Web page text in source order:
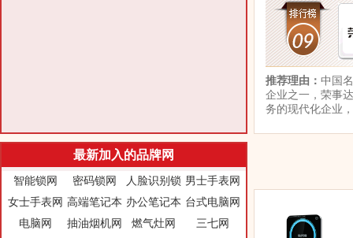
推荐理由： 中国
企业之一，荣事
务的现代化企业
最新加入的品牌网
智能锁网 密码锁网 人脸识别锁 男士手表网
女士手表网 高端笔记本 办公笔记本 台式电脑网
电脑网
抽油烟机网 燃气灶网
三七网